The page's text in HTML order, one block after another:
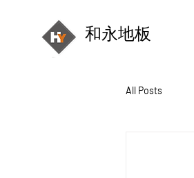
和永地板
All Posts